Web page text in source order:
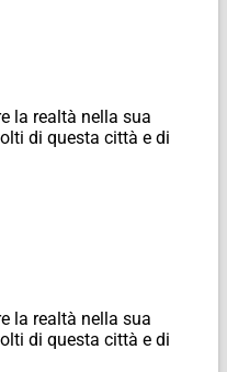
la realtà nella sua
di questa città e di
la realtà nella sua
di questa città e di